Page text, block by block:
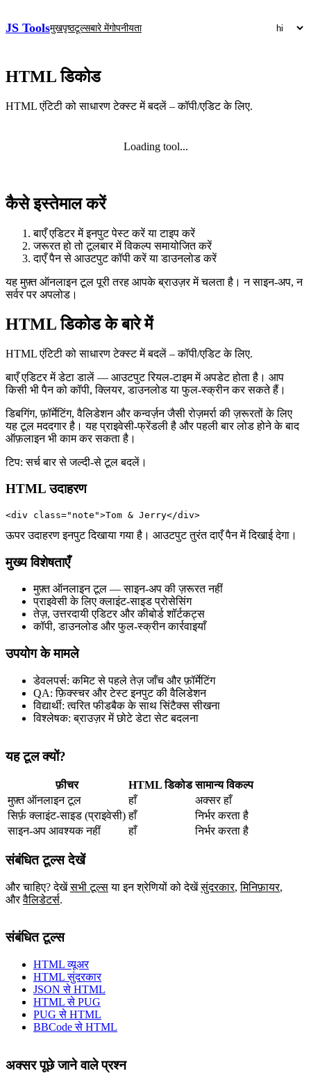
JS Toolsमुखपृष्ठटूल्सबारे मेंगोपनीयता
HTML डिकोड
HTML एंटिटी को साधारण टेक्स्ट में बदलें – कॉपी/एडिट के लिए.
Loading tool...
कैसे इस्तेमाल करें
बाएँ एडिटर में इनपुट पेस्ट करें या टाइप करें
जरूरत हो तो टूलबार में विकल्प समायोजित करें
दाएँ पैन से आउटपुट कॉपी करें या डाउनलोड करें
यह मुफ़्त ऑनलाइन टूल पूरी तरह आपके ब्राउज़र में चलता है। न साइन‑अप, न
सर्वर पर अपलोड।
HTML डिकोड के बारे में
HTML एंटिटी को साधारण टेक्स्ट में बदलें – कॉपी/एडिट के लिए.
बाएँ एडिटर में डेटा डालें — आउटपुट रियल‑टाइम में अपडेट होता है। आप
किसी भी पैन को कॉपी, क्लियर, डाउनलोड या फुल‑स्क्रीन कर सकते हैं।
डिबगिंग, फ़ॉर्मेटिंग, वैलिडेशन और कन्वर्ज़न जैसी रोज़मर्रा की ज़रूरतों के लिए
यह टूल मददगार है। यह प्राइवेसी‑फ्रेंडली है और पहली बार लोड होने के बाद
ऑफ़लाइन भी काम कर सकता है।
टिप: सर्च बार से जल्दी‑से टूल बदलें।
HTML उदाहरण
<div class="note">Tom & Jerry</div>
ऊपर उदाहरण इनपुट दिखाया गया है। आउटपुट तुरंत दाएँ पैन में दिखाई देगा।
मुख्य विशेषताएँ
मुफ़्त ऑनलाइन टूल — साइन‑अप की ज़रूरत नहीं
प्राइवेसी के लिए क्लाइंट‑साइड प्रोसेसिंग
तेज़, उत्तरदायी एडिटर और कीबोर्ड शॉर्टकट्स
कॉपी, डाउनलोड और फुल‑स्क्रीन कार्रवाइयाँ
उपयोग के मामले
डेवलपर्स: कमिट से पहले तेज़ जाँच और फ़ॉर्मेटिंग
QA: फ़िक्स्चर और टेस्ट इनपुट की वैलिडेशन
विद्यार्थी: त्वरित फीडबैक के साथ सिंटैक्स सीखना
विश्लेषक: ब्राउज़र में छोटे डेटा सेट बदलना
यह टूल क्यों?
फ़ीचर HTML डिकोड सामान्य विकल्प
मुफ़्त ऑनलाइन टूल
हाँ
अक्सर हाँ
सिर्फ़ क्लाइंट‑साइड (प्राइवेसी) हाँ
निर्भर करता है
साइन‑अप आवश्यक नहीं
हाँ निर्भर करता है
संबंधित टूल्स देखें
और चाहिए? देखें सभी टूल्स या इन श्रेणियों को देखें सुंदरकार,मिनिफ़ायर,
और वैलिडेटर्स.
संबंधित टूल्स
HTML व्यूअर
HTML सुंदरकार
JSON से HTML
HTML से PUG
PUG से HTML
BBCode से HTML
अक्सर पूछे जाने वाले प्रश्न